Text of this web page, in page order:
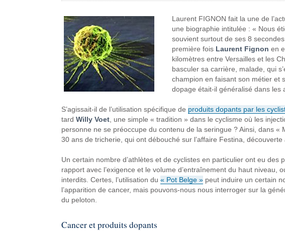
Laurent FIGNON fait la une de
une biographie intitulée : « Nous
souvient surtout de ses 8
première fois Laurent Fignon en
kilomètres entre Versailles et les
basculer sa carrière, malade, qui
champion en faisant son métier et
dopage était-il généralisé dans les
S’agissait-il de l’utilisation spécifique de produits dopants par les
tard Willy Voet, une simple « tradition » dans le cyclisme où les
personne ne se préoccupe du contenu de la seringue ? Ainsi, dans «
30 ans de tricherie, qui ont débouché sur l’affaire Festina,
Un certain nombre d’athlètes et de cyclistes en particulier ont eu des
rapport avec l’exigence et le volume d’entraînement du haut niveau,
interdits. Certes, l’utilisation du « Pot Belge »peut induire un certain
l’apparition de cancer, mais pouvons-nous nous interroger sur la
du peloton.
Cancer et produits dopants